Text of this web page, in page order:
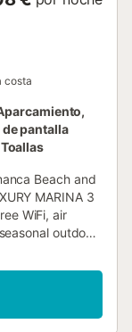
costa
pantalla
Beach and
MARINA 3
WiFi, air
outdoor